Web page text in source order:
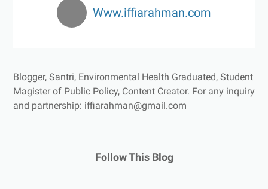
Www.iffiarahman.com
Blogger, Santri, Environmental Health Graduated, Student
Magister of Public Policy, Content Creator. For any inquiry
and partnership: iffiarahman@gmail.com
Follow This Blog